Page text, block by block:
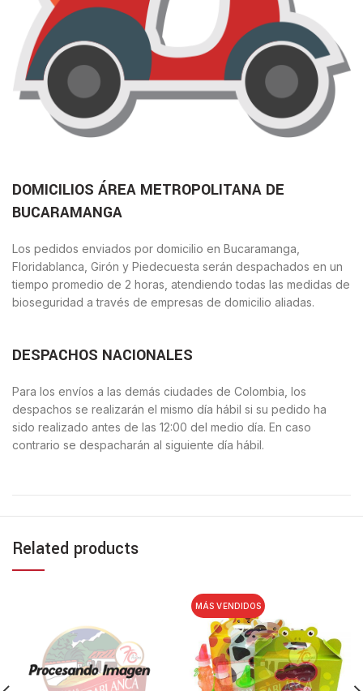
DOMICILIOS ÁREA METROPOLITANA DE
BUCARAMANGA
Los pedidos enviados por domicilio en Bucaramanga,
Floridablanca, Girón y Piedecuesta serán despachados en un
tiempo promedio de 2 horas, atendiendo todas las medidas de
bioseguridad a través de empresas de domicilio aliadas.
DESPACHOS NACIONALES
Para los envíos a las demás ciudades de Colombia, los
despachos se realizarán el mismo día hábil si su pedido ha
sido realizado antes de las 12:00 del medio día. En caso
contrario se despacharán al siguiente día hábil.
Related products
MÁS VENDIDOS